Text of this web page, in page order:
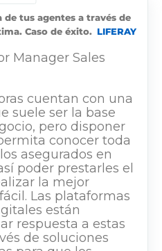
tus agentes a través de
Caso de éxito. LIFERAY
Manager Sales
cuentan con una
suele ser la base
pero disponer
conocer toda
asegurados en
poder prestarles el
la mejor
Las plataformas
están
respuesta a estas
de soluciones